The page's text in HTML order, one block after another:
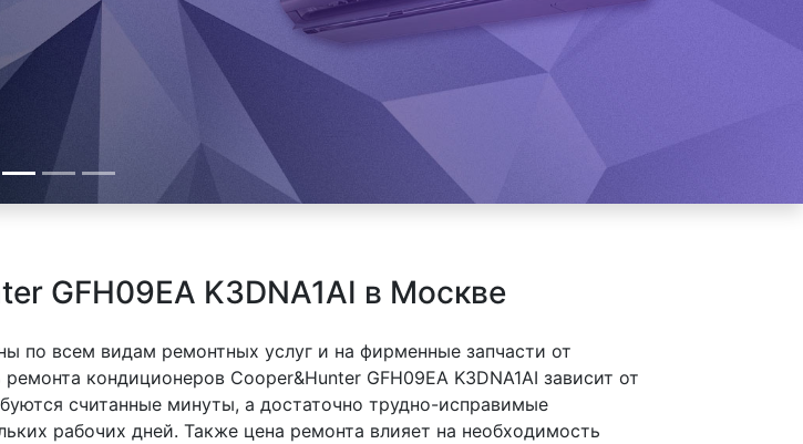
GFH09EA K3DNA1AI в Москве
по всем видам ремонтных услуг и на фирменные запчасти от
кондиционеров Cooper&Hunter GFH09EA K3DNA1AI зависит от
считанные минуты, а достаточно трудно-исправимые
рабочих дней. Также цена ремонта влияет на необходимость